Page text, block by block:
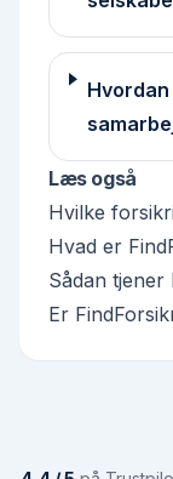
Læs også
Hvilke
Hvad er
Sådan tjener
Er